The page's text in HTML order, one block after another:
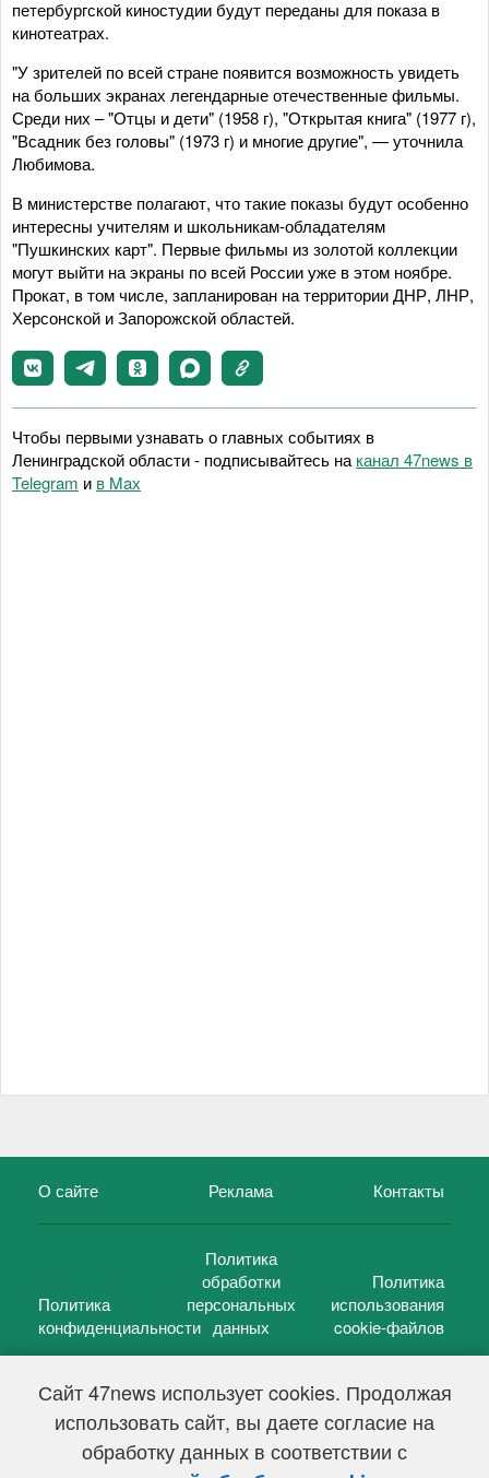
Сайт 47news использует cookies. Продолжая
использовать сайт, вы даете согласие на
обработку данных в соответствии с
петербургской киностудии будут переданы для показа в
кинотеатрах.
"У зрителей по всей стране появится возможность увидеть
на больших экранах легендарные отечественные фильмы.
Среди них – "Отцы и дети" (1958 г), "Открытая книга" (1977 г),
"Всадник без головы" (1973 г) и многие другие", — уточнила
Любимова.
В министерстве полагают, что такие показы будут особенно
интересны учителям и школьникам-обладателям
"Пушкинских карт". Первые фильмы из золотой коллекции
могут выйти на экраны по всей России уже в этом ноябре.
Прокат, в том числе, запланирован на территории ДНР, ЛНР,
Херсонской и Запорожской областей.
Чтобы первыми узнавать о главных событиях в
Ленинградской области - подписывайтесь на канал 47news в
Telegram и в Maх
О сайте Реклама Контакты
Политика
конфиденциальности
Политика
обработки
персональных
данных
Политика
использования
cookie-файлов
47 новостей (47 news)2005 — 2026 г.
Свидетельство о регистрации СМИ Эл № ФС 77-39848, выдано
Федеральной службой по надзору в сфере связи,